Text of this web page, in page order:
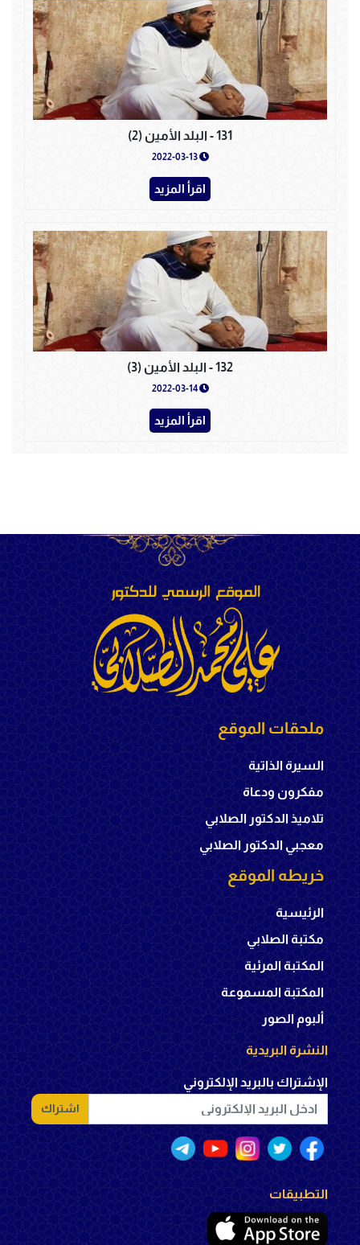
131 - البلد الأمين (2)
2022-03-13
اقرأ المزيد
132 - البلد الأمين (3)
2022-03-14
اقرأ المزيد
ملحقات الموقع
السيرة الذاتية
مفكرون ودعاة
تلاميذ الدكتور الصلابي
معجبي الدكتور الصلابي
خريطه الموقع
الرئيسية
مكتبة الصلابي
المكتبة المرئية
المكتبة المسموعة
ألبوم الصور
النشرة البريدية
الإشتراك بالبريد الإلكتروني
اشتراك
التطبيقات